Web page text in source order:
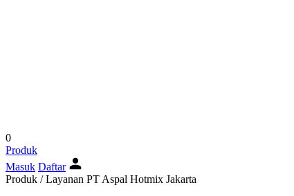
0
Produk
Masuk Daftar
Produk / Layanan PT Aspal Hotmix Jakarta